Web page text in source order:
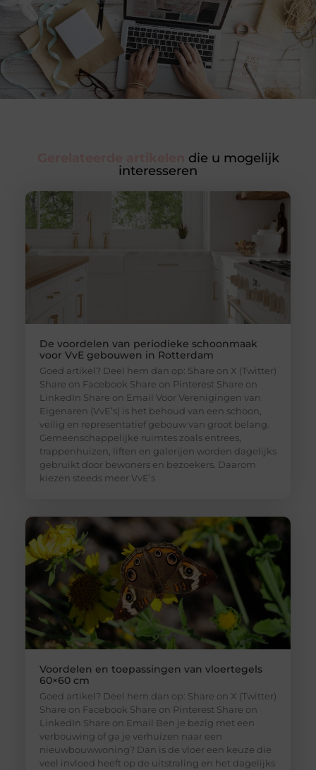
die u mogelijk
interesseren
De voordelen van periodieke schoonmaak
voor VvE gebouwen in Rotterdam
Goed artikel? Deel hem dan op: Share on X (Twitter)
Share on Facebook Share on Pinterest Share on
LinkedIn Share on Email Voor Verenigingen van
Eigenaren (VvE’s) is het behoud van een schoon,
veilig en representatief gebouw van groot belang.
Gemeenschappelijke ruimtes zoals entrees,
trappenhuizen, liften en galerijen worden dagelijks
gebruikt door bewoners en bezoekers. Daarom
kiezen steeds meer VvE’s
Voordelen en toepassingen van vloertegels
60×60 cm
Goed artikel? Deel hem dan op: Share on X (Twitter)
Share on Facebook Share on Pinterest Share on
LinkedIn Share on Email Ben je bezig met een
verbouwing of ga je verhuizen naar een
nieuwbouwwoning? Dan is de vloer een keuze die
veel invloed heeft op de uitstraling en het dagelijks